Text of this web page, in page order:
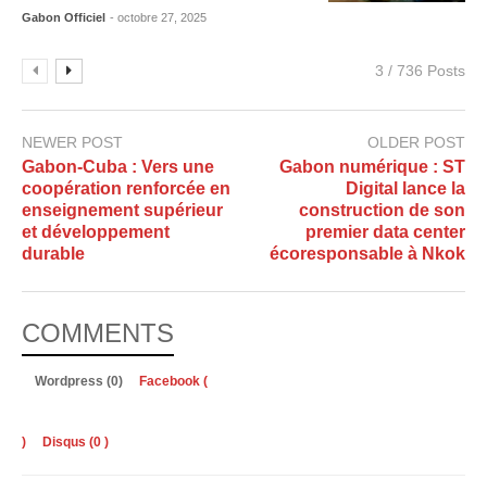
Gabon Officiel - octobre 27, 2025
3 / 736 Posts
NEWER POST
Gabon-Cuba : Vers une
coopération renforcée en
enseignement supérieur
et développement
durable
OLDER POST
Gabon numérique : ST
Digital lance la
construction de son
premier data center
écoresponsable à Nkok
COMMENTS
Wordpress (0) Facebook (
) Disqus (0 )